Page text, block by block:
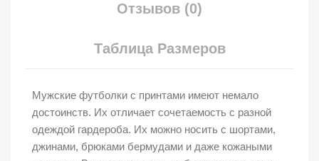
Отзывов (0)
Таблица Размеров
Мужские футболки с принтами имеют немало
достоинств. Их отличает сочетаемость с разной
одеждой гардероба. Их можно носить с шортами,
джинами, брюками бермудами и даже кожаными